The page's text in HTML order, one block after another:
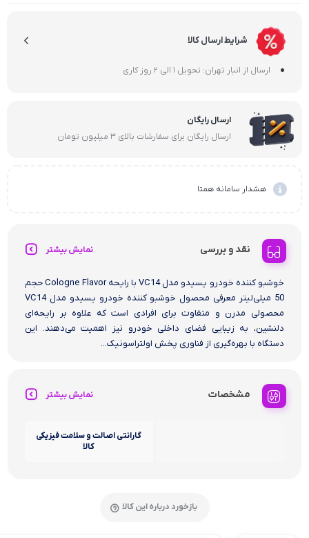
شرایط ارسال کالا
ارسال از انبار تهران: تحویل 1 الی 2 روز کاری
ارسال رایگان
ارسال رایگان برای سفارشات بالای 3 میلیون تومان
هشدار سامانه همتا
نقد و بررسی نمایش بیشتر
خوشبو کننده خودرو یسیدو مدل VC14 با رایحه Cologne Flavor حجم
50 میلی‌لیتر معرفی محصول خوشبو کننده خودرو یسیدو مدل VC14
محصولی مدرن و متفاوت برای افرادی است که علاوه بر رایحه‌ای
دلنشین، به زیبایی فضای داخلی خودرو نیز اهمیت می‌دهند. این
دستگاه با بهره‌گیری از فناوری پخش اولتراسونیک...
مشخصات نمایش بیشتر
گارانتی اصالت و سلامت فیزیکی
کالا
بازخورد درباره این کالا